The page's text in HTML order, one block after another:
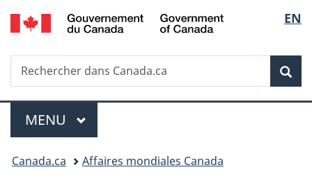
Passer
au
principal
Passer
à
Au
du
Passer
à
version
simplifiée
de
la
EN
Recherche
Rechercher
dans
Menu
MENU PRINCIPAL
Vous
Canada.ca Affaires mondiales Canada